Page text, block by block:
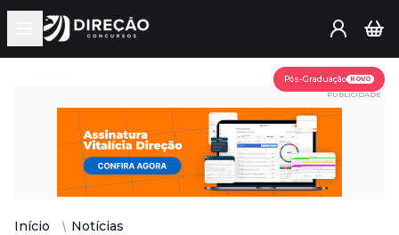
Open main menu
Pós-Graduação NOVO
PUBLICIDADE
Início Notícias